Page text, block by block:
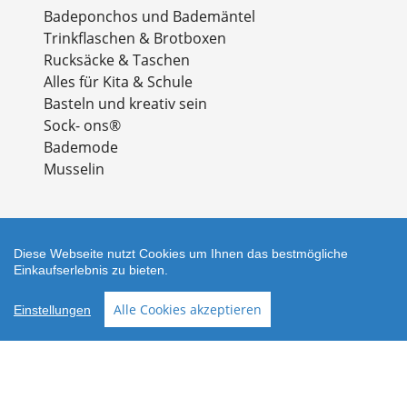
Badeponchos und Bademäntel
Trinkflaschen & Brotboxen
Rucksäcke & Taschen
Alles für Kita & Schule
Basteln und kreativ sein
Sock- ons®
Bademode
Musselin
Zahlungsarten
Facebook
Instagram
Diese Webseite nutzt Cookies um Ihnen das bestmögliche
Einkaufserlebnis zu bieten.
Einstellungen Alle Cookies akzeptieren